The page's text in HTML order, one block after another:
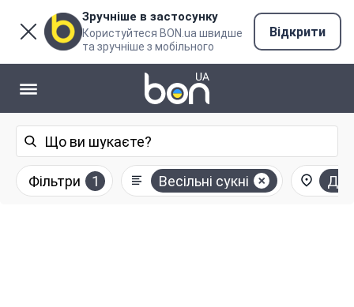
Зручніше в застосунку
Користуйтеся BON.ua швидше
та зручніше з мобільного
Відкрити
Фільтри 1 Весільні сукні